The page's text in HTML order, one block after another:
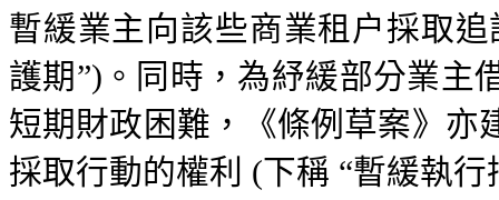
暫緩業主向該些商業租户採取
護期”)。同時，為紓緩部分業主
短期財政困難，《條例草案》亦
採取行動的權利 (下稱 “暫緩執行